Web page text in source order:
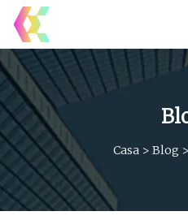
Casa > Blog >